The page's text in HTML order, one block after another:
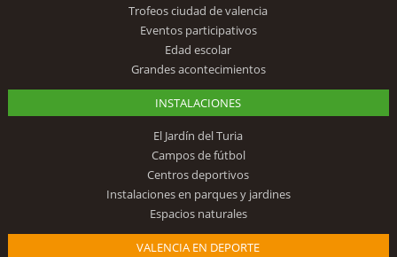
Trofeos ciudad de valencia
Eventos participativos
Edad escolar
Grandes acontecimientos
INSTALACIONES
El Jardín del Turia
Campos de fútbol
Centros deportivos
Instalaciones en parques y jardines
Espacios naturales
VALENCIA EN DEPORTE